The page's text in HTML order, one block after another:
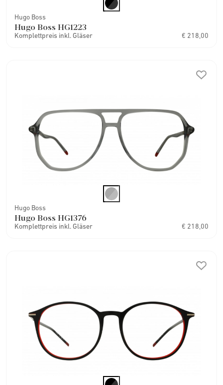
Hugo Boss
Hugo Boss HG1223
Komplettpreis inkl. Gläser € 218,00
Hugo Boss
Hugo Boss HG1376
Komplettpreis inkl. Gläser € 218,00